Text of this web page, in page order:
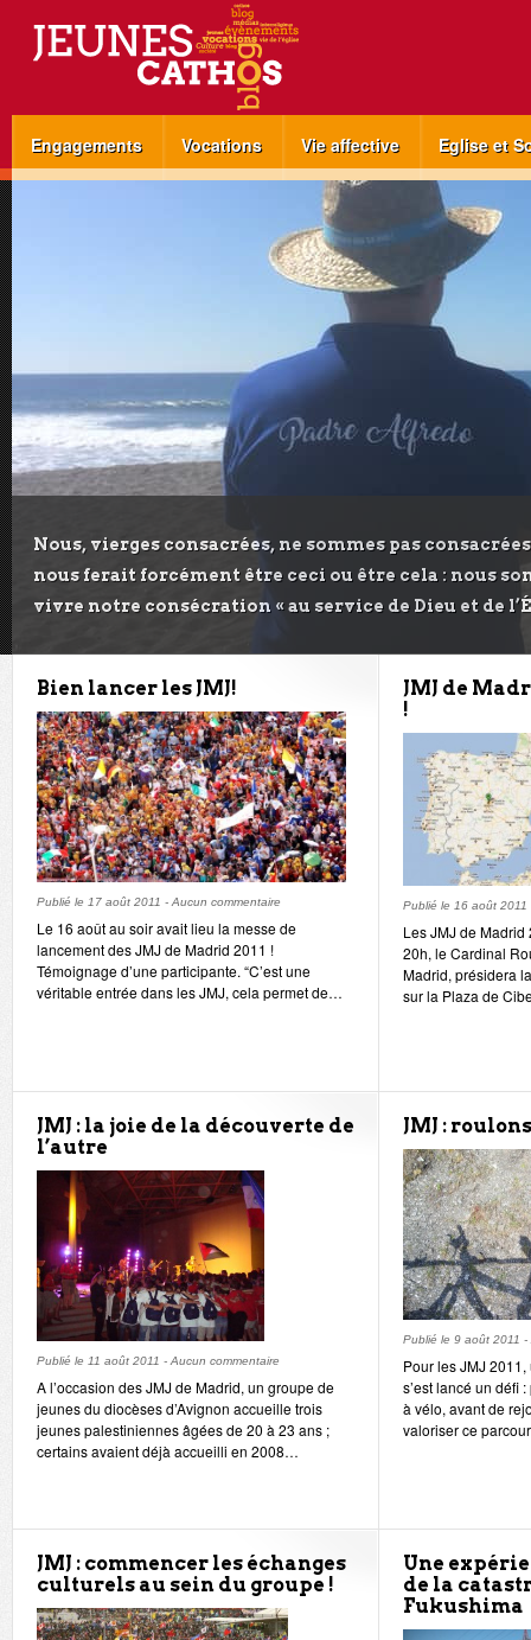
Engagements Vocations Vie affective Eglise et
Nous, vierges consacrées, ne sommes pas
nous ferait forcément être ceci ou être cela : nous
vivre notre consécration « au service de Dieu et de
Bien lancer les JMJ!
Publié le 17 août 2011 - Aucun commentaire
Le 16 août au soir avait lieu la messe de
lancement des JMJ de Madrid 2011 !
Témoignage d’une participante. “C’est une
véritable entrée dans les JMJ, cela permet de…
JMJ de
!
Publié le 16 août 2011
Les JMJ de Madrid
20h, le Cardinal
Madrid, présidera
sur la Plaza de
JMJ : la joie de la découverte de
l’autre
Publié le 11 août 2011 - Aucun commentaire
A l’occasion des JMJ de Madrid, un groupe de
jeunes du diocèses d’Avignon accueille trois
jeunes palestiniennes âgées de 20 à 23 ans ;
certains avaient déjà accueilli en 2008…
JMJ :
Publié le 9 août 2011 -
Pour les JMJ
s’est lancé un défi
à vélo, avant de
valoriser ce
JMJ : commencer les échanges
culturels au sein du groupe !
Une
de la
Fukushima